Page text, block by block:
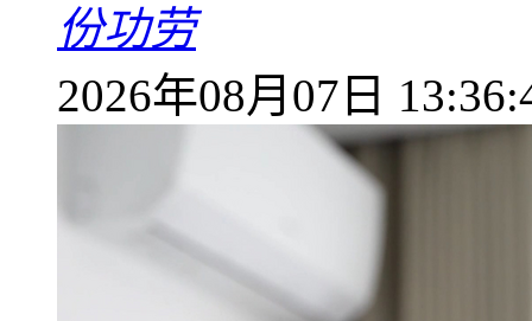
份功劳
2026年08月07日